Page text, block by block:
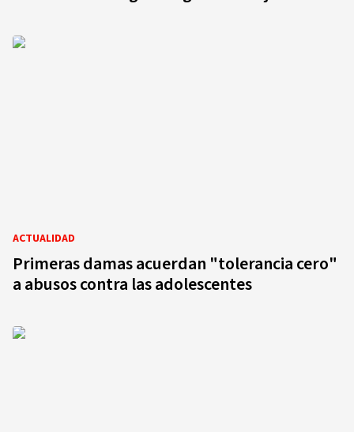
ACTUALIDAD
Primeras damas acuerdan "tolerancia cero"
a abusos contra las adolescentes